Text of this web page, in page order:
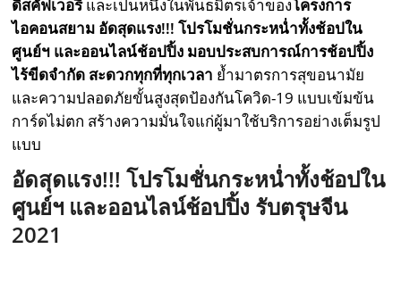
ดิสคัฟเวอรี่และเป็นหนึ่งในพันธมิตรเจ้าของโครงการ
ไอคอนสยาม อัดสุดแรง!!!โปรโมชั่นกระหน่ำทั้งช้อปใน
ศูนย์ฯ และออนไลน์ช้อปปิ้ง มอบประสบการณ์การช้อปปิ้ง
ไร้ขีดจำกัด สะดวกทุกที่ทุกเวลา ย้ำมาตรการสุขอนามัย
และความปลอดภัยขั้นสูงสุดป้องกันโควิด-19 แบบเข้มข้น
การ์ดไม่ตก สร้างความมั่นใจแก่ผู้มาใช้บริการอย่างเต็มรูป
แบบ
อัดสุดแรง!!!โปรโมชั่นกระหน่ำทั้งช้อปใน
ศูนย์ฯ และออนไลน์ช้อปปิ้ง รับตรุษจีน
2021